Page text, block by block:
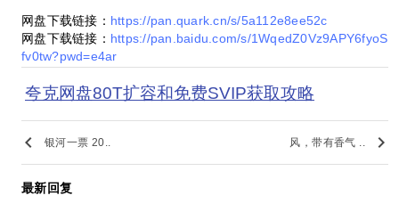
网盘下载链接： https://pan.quark.cn/s/5a112e8ee52c
网盘下载链接： https://pan.baidu.com/s/1WqedZ0Vz9APY6fyoS
fv0tw?pwd=e4ar
夸克网盘80T扩容和免费SVIP获取攻略
keyboard_arrow_left 银河一票 20.. 风，带有香气 .. keyboard_arrow_right
最新回复